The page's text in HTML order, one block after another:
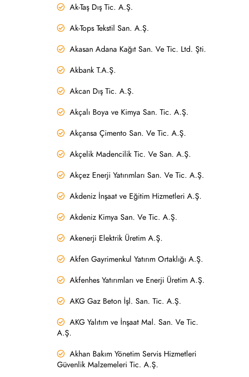
Ak-Taş Dış Tic. A.Ş.
Ak-Tops Tekstil San. A.Ş.
Akasan Adana Kağıt San. Ve Tic. Ltd. Şti.
Akbank T.A.Ş.
Akcan Dış Tic. A.Ş.
Akçalı Boya ve Kimya San. Tic. A.Ş.
Akçansa Çimento San. Ve Tic. A.Ş.
Akçelik Madencilik Tic. Ve San. A.Ş.
Akçez Enerji Yatırımları San. Ve Tic. A.Ş.
Akdeniz İnşaat ve Eğitim Hizmetleri A.Ş.
Akdeniz Kimya San. Ve Tic. A.Ş.
Akenerji Elektrik Üretim A.Ş.
Akfen Gayrimenkul Yatırım Ortaklığı A.Ş.
Akfenhes Yatırımları ve Enerji Üretim A.Ş.
AKG Gaz Beton İşl. San. Tic. A.Ş.
AKG Yalıtım ve İnşaat Mal. San. Ve Tic.
A.Ş.
Akhan Bakım Yönetim Servis Hizmetleri
Güvenlik Malzemeleri Tic. A.Ş.